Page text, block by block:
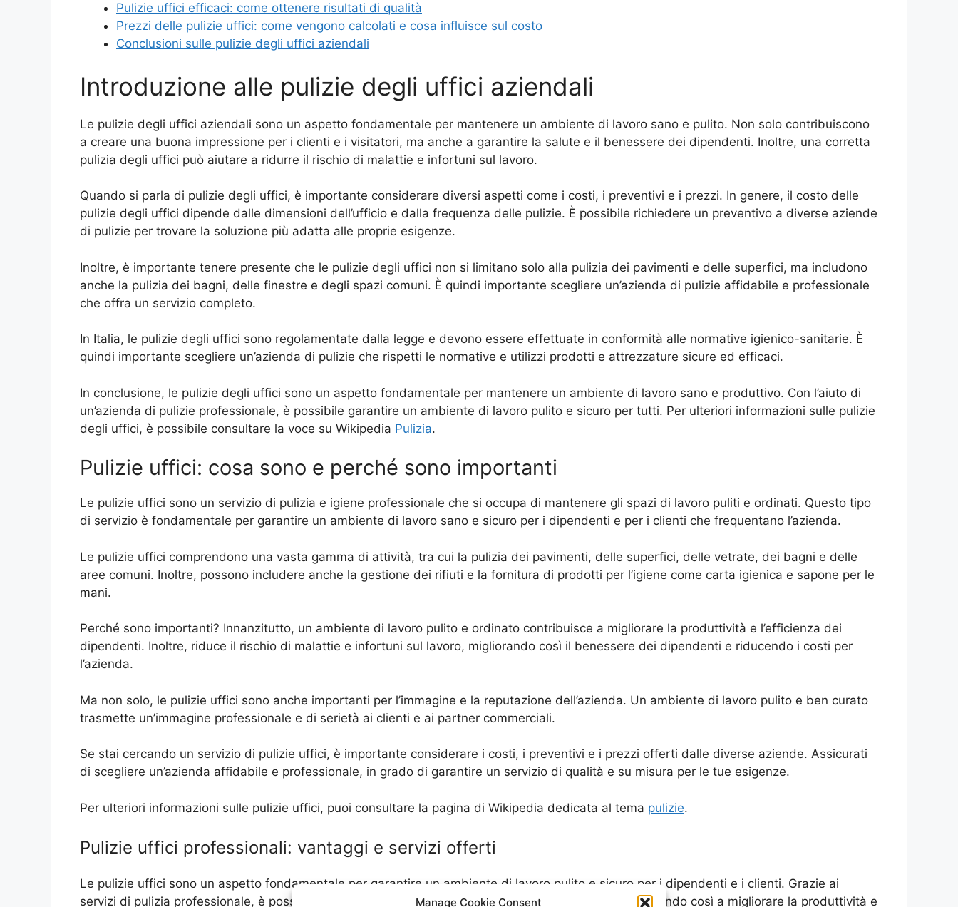
Manage Cookie Consent
Pulizie uffici efficaci: come ottenere risultati di qualità
Prezzi delle pulizie uffici: come vengono calcolati e cosa influisce sul costo
Conclusioni sulle pulizie degli uffici aziendali
Introduzione alle pulizie degli uffici aziendali
Le pulizie degli uffici aziendali sono un aspetto fondamentale per mantenere un ambiente di lavoro sano e pulito. Non solo contribuiscono
a creare una buona impressione per i clienti e i visitatori, ma anche a garantire la salute e il benessere dei dipendenti. Inoltre, una corretta
pulizia degli uffici può aiutare a ridurre il rischio di malattie e infortuni sul lavoro.
Quando si parla di pulizie degli uffici, è importante considerare diversi aspetti come i costi, i preventivi e i prezzi. In genere, il costo delle
pulizie degli uffici dipende dalle dimensioni dell’ufficio e dalla frequenza delle pulizie. È possibile richiedere un preventivo a diverse aziende
di pulizie per trovare la soluzione più adatta alle proprie esigenze.
Inoltre, è importante tenere presente che le pulizie degli uffici non si limitano solo alla pulizia dei pavimenti e delle superfici, ma includono
anche la pulizia dei bagni, delle finestre e degli spazi comuni. È quindi importante scegliere un’azienda di pulizie affidabile e professionale
che offra un servizio completo.
In Italia, le pulizie degli uffici sono regolamentate dalla legge e devono essere effettuate in conformità alle normative igienico-sanitarie. È
quindi importante scegliere un’azienda di pulizie che rispetti le normative e utilizzi prodotti e attrezzature sicure ed efficaci.
In conclusione, le pulizie degli uffici sono un aspetto fondamentale per mantenere un ambiente di lavoro sano e produttivo. Con l’aiuto di
un’azienda di pulizie professionale, è possibile garantire un ambiente di lavoro pulito e sicuro per tutti. Per ulteriori informazioni sulle pulizie
degli uffici, è possibile consultare la voce su Wikipedia Pulizia.
Pulizie uffici: cosa sono e perché sono importanti
Le pulizie uffici sono un servizio di pulizia e igiene professionale che si occupa di mantenere gli spazi di lavoro puliti e ordinati. Questo tipo
di servizio è fondamentale per garantire un ambiente di lavoro sano e sicuro per i dipendenti e per i clienti che frequentano l’azienda.
Le pulizie uffici comprendono una vasta gamma di attività, tra cui la pulizia dei pavimenti, delle superfici, delle vetrate, dei bagni e delle
aree comuni. Inoltre, possono includere anche la gestione dei rifiuti e la fornitura di prodotti per l’igiene come carta igienica e sapone per le
mani.
Perché sono importanti? Innanzitutto, un ambiente di lavoro pulito e ordinato contribuisce a migliorare la produttività e l’efficienza dei
dipendenti. Inoltre, riduce il rischio di malattie e infortuni sul lavoro, migliorando così il benessere dei dipendenti e riducendo i costi per
l’azienda.
Ma non solo, le pulizie uffici sono anche importanti per l’immagine e la reputazione dell’azienda. Un ambiente di lavoro pulito e ben curato
trasmette un’immagine professionale e di serietà ai clienti e ai partner commerciali.
Se stai cercando un servizio di pulizie uffici, è importante considerare i costi, i preventivi e i prezzi offerti dalle diverse aziende. Assicurati
di scegliere un’azienda affidabile e professionale, in grado di garantire un servizio di qualità e su misura per le tue esigenze.
Per ulteriori informazioni sulle pulizie uffici, puoi consultare la pagina di Wikipedia dedicata al tema pulizie.
Pulizie uffici professionali: vantaggi e servizi offerti
Le pulizie uffici sono un aspetto fondamentale per garantire un ambiente di lavoro pulito e sicuro per i dipendenti e i clienti. Grazie ai
servizi di pulizia professionale, è possibile mantenere gli uffici sempre in ordine e igienizzati, contribuendo così a migliorare la produttività e